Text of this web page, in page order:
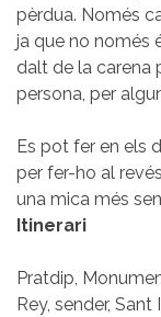
pèrdua. Només
ja que no només
dalt de la carena
persona, per
Es pot fer en els
per fer-ho al
una mica més
Itinerari
Pratdip,
Rey, sender,